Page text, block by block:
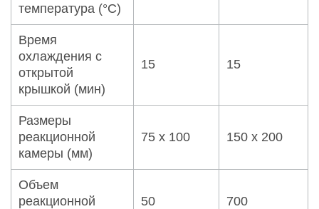
температура (°C)
Время
охлаждения с
открытой
крышкой (мин)
15 15
Размеры
реакционной
камеры (мм)
75 x 100 150 x 200
Объем
реакционной
50 700